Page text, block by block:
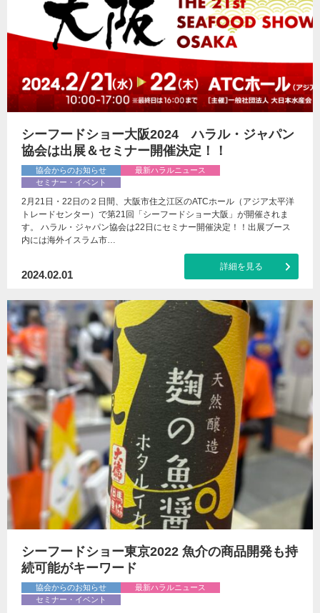
シーフードショー大阪2024 ハラル・ジャパン
協会は出展＆セミナー開催決定！！
協会からのお知らせ
最新ハラルニュース
セミナー・イベント
2月21日・22日の２日間、大阪市住之江区のATCホール（アジア太平洋
トレードセンター）で第21回「シーフードショー大阪」が開催されま
す。 ハラル・ジャパン協会は22日にセミナー開催決定！！出展ブース
内には海外イスラム市…
2024.02.01
詳細を見る
シーフードショー東京2022 魚介の商品開発も持
続可能がキーワード
協会からのお知らせ
最新ハラルニュース
セミナー・イベント